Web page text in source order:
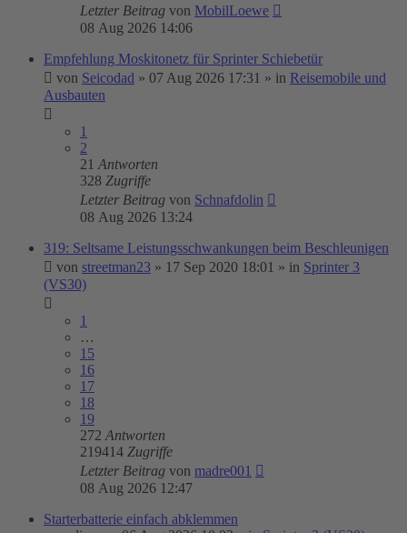
Letzter Beitrag von MobilLoewe
08 Aug 2026 14:06
Empfehlung Moskitonetz für Sprinter Schiebetür
von Seicodad » 07 Aug 2026 17:31 » in Reisemobile und
Ausbauten
1
2
21 Antworten
328 Zugriffe
Letzter Beitrag von Schnafdolin
08 Aug 2026 13:24
319: Seltsame Leistungsschwankungen beim Beschleunigen
von streetman23 » 17 Sep 2020 18:01 » in Sprinter 3
(VS30)
1
…
15
16
17
18
19
272 Antworten
219414 Zugriffe
Letzter Beitrag von madre001
08 Aug 2026 12:47
Starterbatterie einfach abklemmen